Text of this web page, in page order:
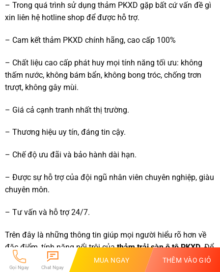
– Trong quá trình sử dụng thảm PKXD gặp bất cứ vấn đề gì
xin liên hệ hotline shop để được hỗ trợ.
– Cam kết thảm PKXD chính hãng, cao cấp 100%
– Chất liệu cao cấp phát huy mọi tính năng tối ưu: không
thấm nước, không bám bẩn, không bong tróc, chống trơn
trượt, không gây mùi.
– Giá cả cạnh tranh nhất thị trường.
– Thương hiệu uy tín, đáng tin cậy.
– Chế độ ưu đãi và bảo hành dài hạn.
– Được sự hỗ trợ của đội ngũ nhân viên chuyên nghiệp, giàu
chuyên môn.
– Tư vấn và hỗ trợ 24/7.
Trên đây là những thông tin giúp mọi người hiểu rõ hơn về
đặc điểm, tính năng nổi trội củathảm trải sàn ô tô PKXD. Để
được tư vấn kỹ hơn về màu của thảm sao cho phù hợp với
Gọi Ngay Chat Ngay
MUA NGAY THÊM VÀO GIỎ